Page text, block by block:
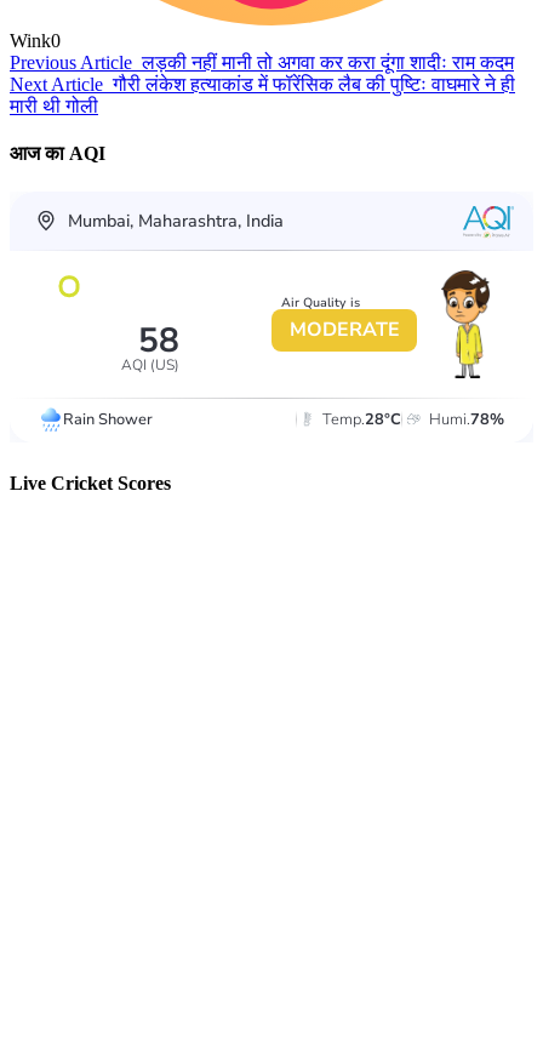
Wink0
Previous Article लड़की नहीं मानी तो अगवा कर करा दूंगा शादीः राम कदम
Next Article गौरी लंकेश हत्याकांड में फॉरेंसिक लैब की पुष्टिः वाघमारे ने ही
मारी थी गोली
आज का AQI
Live Cricket Scores